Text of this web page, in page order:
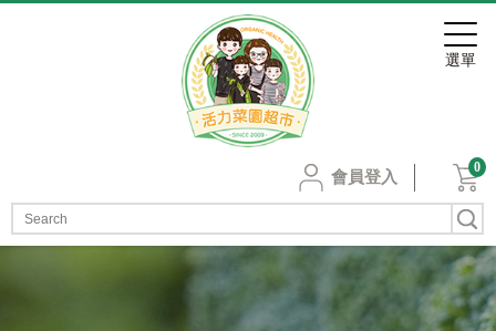
會員登入
0